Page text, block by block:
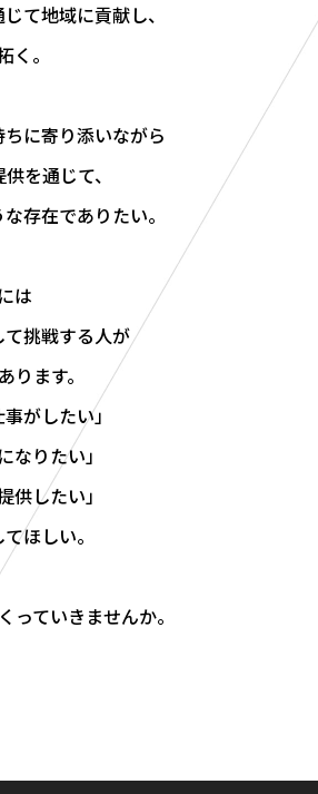
て地域に貢献し、
く。
に寄り添いながら
を通じて、
存在でありたい。
は
挑戦する人が
ります。
がしたい」
なりたい」
供したい」
ほしい。
っていきませんか。